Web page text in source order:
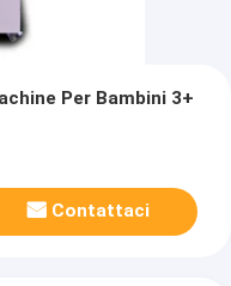
Per Bambini 3+
Contattaci